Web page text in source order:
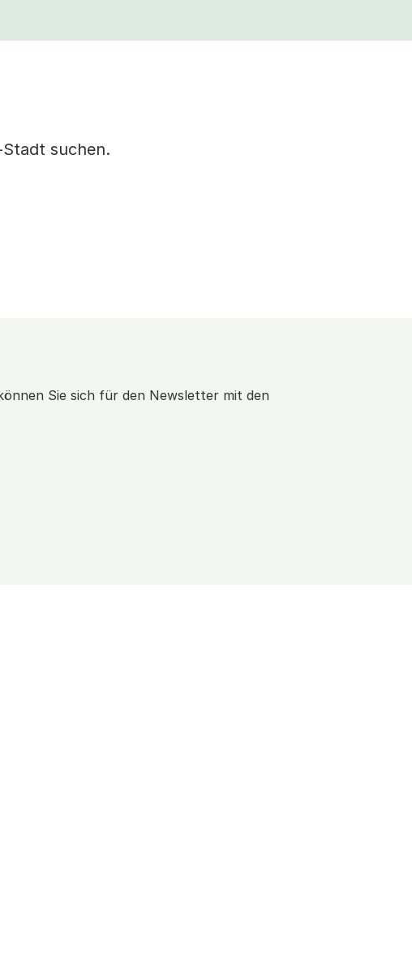
suchen.
Sie sich für den Newsletter mit den